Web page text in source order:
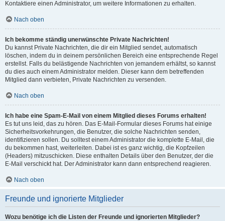
Kontaktiere einen Administrator, um weitere Informationen zu erhalten.
Nach oben
Ich bekomme ständig unerwünschte Private Nachrichten!
Du kannst Private Nachrichten, die dir ein Mitglied sendet, automatisch
löschen, indem du in deinem persönlichen Bereich eine entsprechende Regel
erstellst. Falls du belästigende Nachrichten von jemandem erhältst, so kannst
du dies auch einem Administrator melden. Dieser kann dem betreffenden
Mitglied dann verbieten, Private Nachrichten zu versenden.
Nach oben
Ich habe eine Spam-E-Mail von einem Mitglied dieses Forums erhalten!
Es tut uns leid, das zu hören. Das E-Mail-Formular dieses Forums hat einige
Sicherheitsvorkehrungen, die Benutzer, die solche Nachrichten senden,
identifizieren sollen. Du solltest einem Administrator die komplette E-Mail, die
du bekommen hast, weiterleiten. Dabei ist es ganz wichtig, die Kopfzeilen
(Headers) mitzuschicken. Diese enthalten Details über den Benutzer, der die
E-Mail verschickt hat. Der Administrator kann dann entsprechend reagieren.
Nach oben
Freunde und ignorierte Mitglieder
Wozu benötige ich die Listen der Freunde und ignorierten Mitglieder?